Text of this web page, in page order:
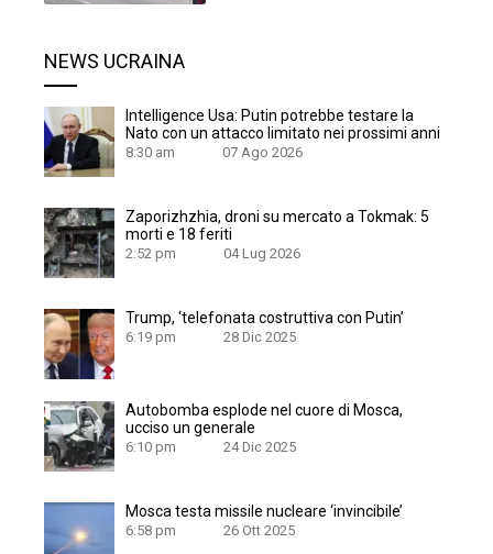
NEWS UCRAINA
Intelligence Usa: Putin potrebbe testare la
Nato con un attacco limitato nei prossimi anni
8:30 am 07 Ago 2026
Zaporizhzhia, droni su mercato a Tokmak: 5
morti e 18 feriti
2:52 pm 04 Lug 2026
Trump, ‘telefonata costruttiva con Putin’
6:19 pm 28 Dic 2025
Autobomba esplode nel cuore di Mosca,
ucciso un generale
6:10 pm 24 Dic 2025
Mosca testa missile nucleare ‘invincibile’
6:58 pm 26 Ott 2025